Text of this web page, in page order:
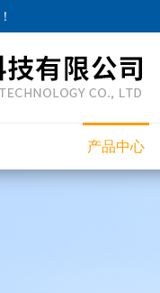
！
产品中心